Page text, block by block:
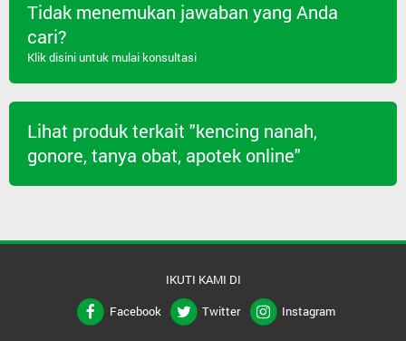
Tidak menemukan jawaban yang Anda
cari?
Klik disini untuk mulai konsultasi
Lihat produk terkait "kencing nanah,
gonore, tanya obat, apotek online"
IKUTI KAMI DI
Facebook
Twitter Instagram